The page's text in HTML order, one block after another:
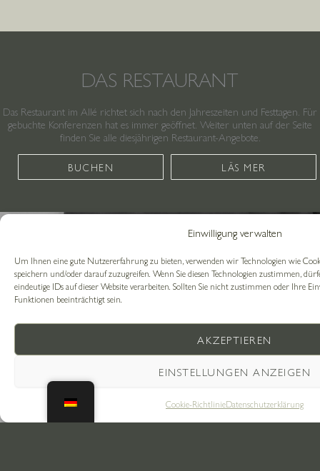
Einwilligung verwalten
Um Ihnen eine gute Nutzererfahrung zu bieten, verwenden wir Technologien wie
speichern und/oder darauf zuzugreifen. Wenn Sie diesen Technologien zustimmen,
eindeutige IDs auf dieser Website verarbeiten. Sollten Sie nicht zustimmen oder Ihre
Funktionen beeinträchtigt sein.
AKZEPTIEREN
EINSTELLUNGEN ANZEIGEN
Cookie-RichtlinieDatenschutzerklärung
DAS RESTAURANT
Das Restaurant im Allé richtet sich nach den Jahreszeiten und Festtagen. Für
gebuchte Konferenzen hat es immer geöffnet. Weiter unten auf der Seite
finden Sie alle diesjährigen Restaurant-Angebote.
BUCHEN LÄS MER